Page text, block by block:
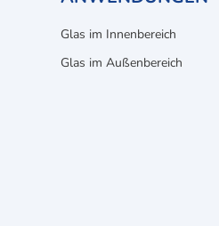
Glas im Innenbereich
Glas im Außenbereich